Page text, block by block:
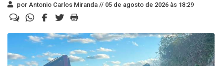
por Antonio Carlos Miranda // 05 de agosto de 2026 às 18:29